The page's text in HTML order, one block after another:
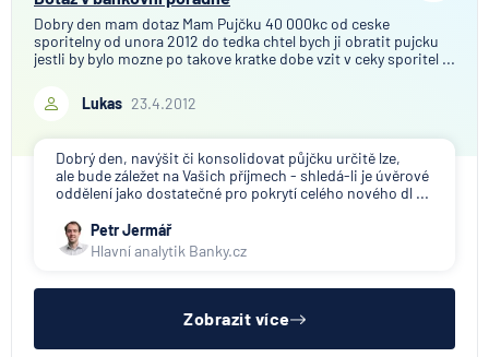
Dobry den mam dotaz Mam Pujčku 40 000kc od ceske
sporitelny od unora 2012 do tedka chtel bych ji obratit pujcku
jestli by bylo mozne po takove kratke dobe vzit v ceky sporitel ...
Lukas 23.4.2012
Dobrý den, navýšit či konsolidovat půjčku určitě lze,
ale bude záležet na Vašich příjmech - shledá-li je úvěrové
oddělení jako dostatečné pro pokrytí celého nového dl ...
Petr Jermář
Hlavní analytik Banky.cz
Zobrazit více